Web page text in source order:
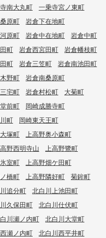
南大丸町
一乗寺宮ノ東町
原町
岩倉下在地町
原町 岩倉中在地町
岩倉中町
町 岩倉西宮田町
岩倉幡枝町
町 岩倉三笠町
岩倉南池田町
野町
岩倉南桑原町
宅町 岩倉村松町
大菊町
前町
岡崎成勝寺町
町
岡崎東天王町
塚町
上高野奥小森町
野西明寺山
上高野鷺町
室町
上高野畑ケ田町
橋町 上高野隣好町
菊鉾町
追分町
北白川上池田町
久保田町
北白川仕伏町
川瀬ノ内町
北白川大堂町
瀬ノ内町
北白川西平井町